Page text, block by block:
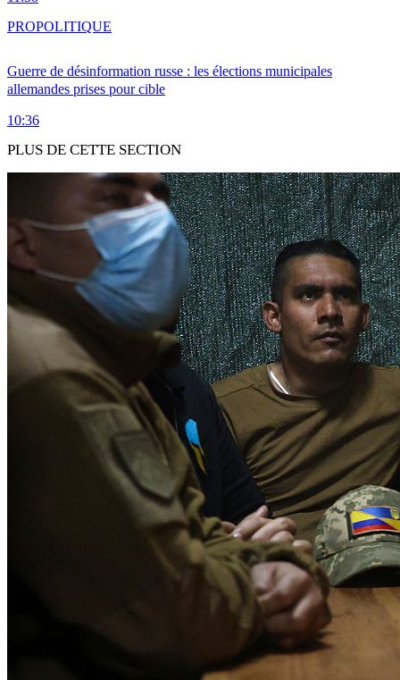
Guerre de désinformation russe : les élections municipales
allemandes prises pour cible
10:36
PROPOLITIQUE
PLUS DE CETTE SECTION